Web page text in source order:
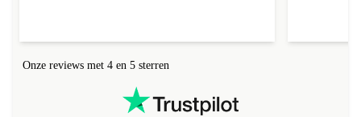
Onze reviews met 4 en 5 sterren